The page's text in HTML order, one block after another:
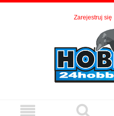
Zarejestruj się